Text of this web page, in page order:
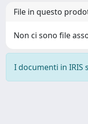
File in questo
Non ci sono file
I documenti in